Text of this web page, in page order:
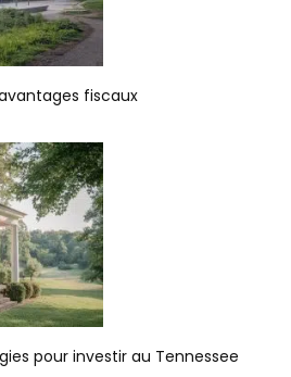
fiscaux
pour investir au Tennessee